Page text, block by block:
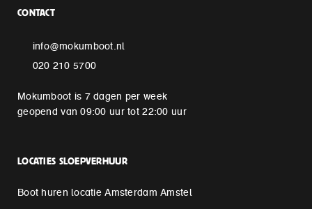
CONTACT
info@mokumboot.nl
020 210 5700
Mokumboot is 7 dagen per week
geopend van 09:00 uur tot 22:00 uur
LOCATIES SLOEPVERHUUR
Boot huren locatie Amsterdam Amstel